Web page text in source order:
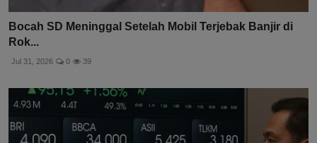
Bocah SD Meninggal Setelah Mobil Terjebak Banjir di
Rok...
Jul 31, 2026 0 39